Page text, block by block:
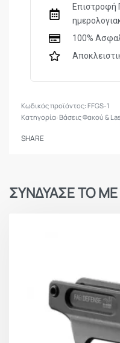
Secure Grip
Επιστροφή
100%
FFGS-1
Κατηγορία:Βάσεις Φακού &
SHARE
ΣΥΝΔΥΑΣΕ ΤΟ ΜΕ